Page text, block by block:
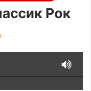
Рок